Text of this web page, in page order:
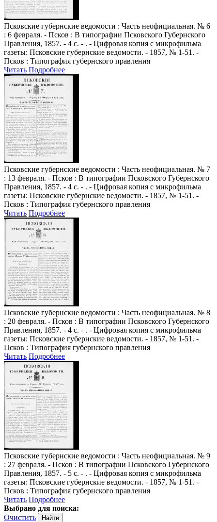
Псковские губернские ведомости : Часть неофициальная. № 6
: 6 февраля. - Псков : В типографии Псковского Губернского
Правления, 1857. - 4 с. - . - Цифровая копия с микрофильма
газеты: Псковские губернские ведомости. - 1857, № 1-51. -
Псков : Типография губернского правления
Читать Подробнее
Псковские губернские ведомости : Часть неофициальная. № 7
: 13 февраля. - Псков : В типографии Псковского Губернского
Правления, 1857. - 4 с. - . - Цифровая копия с микрофильма
газеты: Псковские губернские ведомости. - 1857, № 1-51. -
Псков : Типография губернского правления
Читать Подробнее
Псковские губернские ведомости : Часть неофициальная. № 8
: 20 февраля. - Псков : В типографии Псковского Губернского
Правления, 1857. - 4 с. - . - Цифровая копия с микрофильма
газеты: Псковские губернские ведомости. - 1857, № 1-51. -
Псков : Типография губернского правления
Читать Подробнее
Псковские губернские ведомости : Часть неофициальная. № 9
: 27 февраля. - Псков : В типографии Псковского Губернского
Правления, 1857. - 5 с. - . - Цифровая копия с микрофильма
газеты: Псковские губернские ведомости. - 1857, № 1-51. -
Псков : Типография губернского правления
Читать Подробнее
Выбрано для поиска:
Очистить